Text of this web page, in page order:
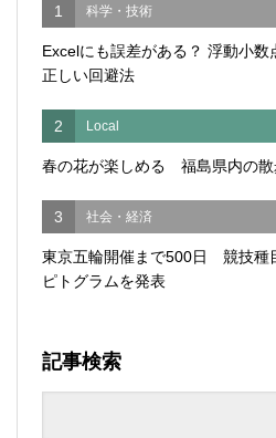
1 科学・技術
Excelにも誤差がある？ 浮動小数
正しい回避法
2 Local
春の花が楽しめる 福島県内の散
3 社会・経済
東京五輪開催まで500日 競技種
ピトグラムを発表
記事検索